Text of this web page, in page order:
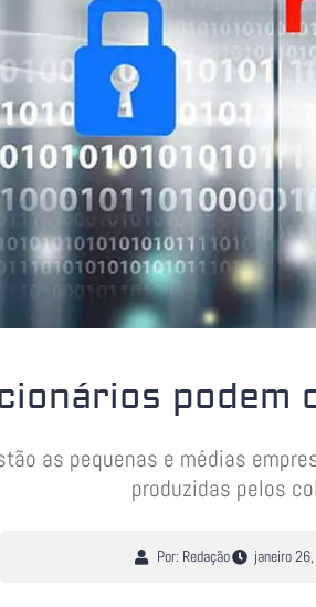
as pequenas e médias
produzidas pelos
Por: Redação janeiro